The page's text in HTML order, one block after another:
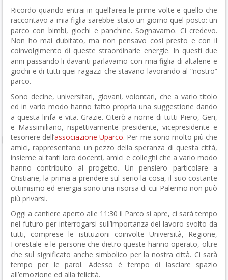
Ricordo quando entrai in quell’area le prime volte e quello che
raccontavo a mia figlia sarebbe stato un giorno quel posto: un
parco con bimbi, giochi e panchine. Sognavamo. Ci credevo.
Non ho mai dubitato, ma non pensavo così presto e con il
coinvolgimento di queste straordinarie energie. In questi due
anni passando li davanti parlavamo con mia figlia di altalene e
giochi e di tutti quei ragazzi che stavano lavorando al “nostro”
parco.
Sono decine, universitari, giovani, volontari, che a vario titolo
ed in vario modo hanno fatto propria una suggestione dando
a questa linfa e vita. Grazie. Citerò a nome di tutti Piero, Geri,
e Massimiliano, rispettivamente presidente, vicepresidente e
tesoriere dell’associazione Uparco. Per me sono molto più che
amici, rappresentano un pezzo della speranza di questa città,
insieme ai tanti loro docenti, amici e colleghi che a vario modo
hanno contribuito al progetto. Un pensiero particolare a
Cristiane, la prima a prendere sul serio la cosa, il suo costante
ottimismo ed energia sono una risorsa di cui Palermo non può
più privarsi.
Oggi a cantiere aperto alle 11:30 il Parco si apre, ci sarà tempo
nel futuro per interrogarsi sull’importanza del lavoro svolto da
tutti, comprese le istituzioni coinvolte Università, Regione,
Forestale e le persone che dietro queste hanno operato, oltre
che sul significato anche simbolico per la nostra città. Ci sarà
tempo per le parol. Adesso è tempo di lasciare spazio
all’emozione ed alla felicità.